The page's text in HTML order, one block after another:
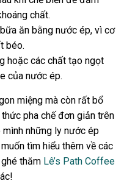
chất.
ăn bằng nước ép, vì cơ
béo.
hoặc các chất tạo ngọt
của nước ép.
miệng mà còn rất bổ
pha chế đơn giản trên
mình những ly nước ép
tìm hiểu thêm về các
thăm Lê’s Path Coffee